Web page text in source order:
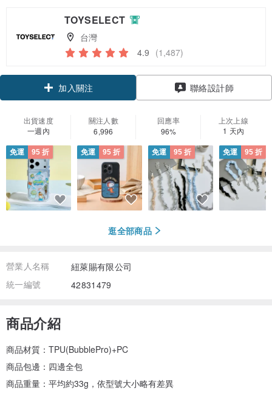
TOYSELECT
台灣
4.9 (1,487)
加入關注
聯絡設計師
出貨速度
一週內
關注人數
6,996
回應率
96%
上次上線
1 天內
免運 95 折 免運 95 折 免運 95 折 免運 95 折
逛全部商品
營業人名稱
紐萊賜有限公司
統一編號
42831479
商品介紹
商品材質：TPU(BubblePro)+PC
商品包邊：四邊全包
商品重量：平均約33g，依型號大小略有差異